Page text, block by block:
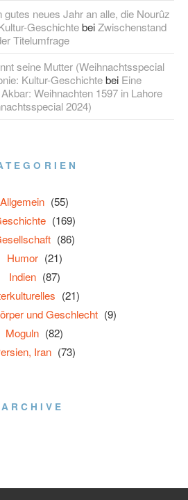
neues Jahr an alle, die Nourûz
GeschichtebeiZwischenstand
Titelumfrage
seine Mutter (Weihnachtsspecial
Kultur-Geschichtebei Eine
Weihnachten 1597 in Lahore
2024)
Allgemein (55)
(169)
(86)
Humor (21)
Indien (87)
(21)
und Geschlecht (9)
Moguln (82)
Iran (73)
ARCHIVE